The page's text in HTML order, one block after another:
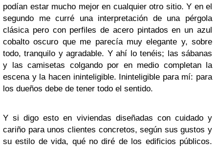
podían estar mucho mejor en cualquier otro sitio. Y en el
segundo me curré una interpretación de una pérgola
clásica pero con perfiles de acero pintados en un azul
cobalto oscuro que me parecía muy elegante y, sobre
todo, tranquilo y agradable. Y ahí lo tenéis; las sábanas
y las camisetas colgando por en medio completan la
escena y la hacen ininteligible. Ininteligible para mí: para
los dueños debe de tener todo el sentido.
Y si digo esto en viviendas diseñadas con cuidado y
cariño para unos clientes concretos, según sus gustos y
su estilo de vida, qué no diré de los edificios públicos.